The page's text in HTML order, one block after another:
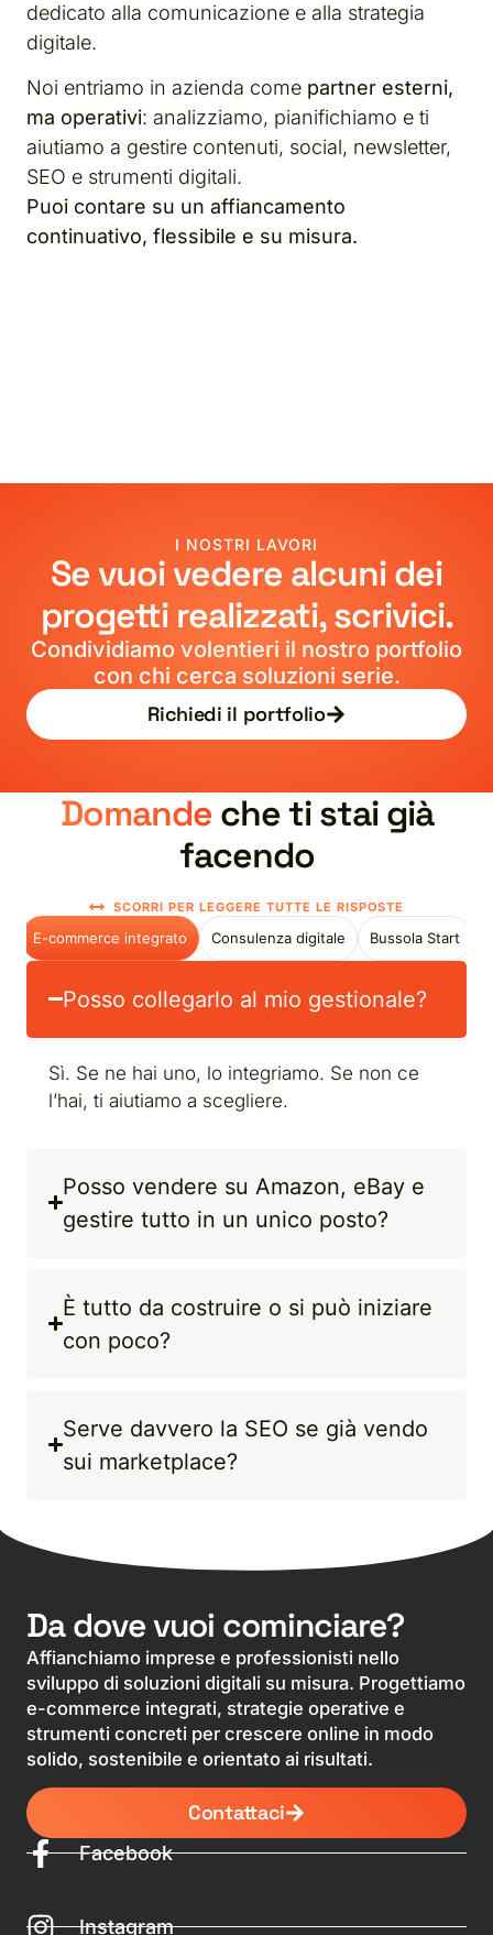
dedicato alla comunicazione e alla strategia
digitale.
Noi entriamo in azienda come partner esterni,
ma operativi: analizziamo, pianifichiamo e ti
aiutiamo a gestire contenuti, social, newsletter,
SEO e strumenti digitali.
Puoi contare su un affiancamento
continuativo, flessibile e su misura.
I NOSTRI LAVORI
Se vuoi vedere alcuni dei
progetti realizzati, scrivici.
Condividiamo volentieri il nostro portfolio
con chi cerca soluzioni serie.
Richiedi il portfolio
Domandeche ti stai già
facendo
SCORRI PER LEGGERE TUTTE LE RISPOSTE
E-commerce integrato Consulenza digitale Bussola Start
Posso collegarlo al mio gestionale?
Sì. Se ne hai uno, lo integriamo. Se non ce
l’hai, ti aiutiamo a scegliere.
Posso vendere su Amazon, eBay e
gestire tutto in un unico posto?
È tutto da costruire o si può iniziare
con poco?
Serve davvero la SEO se già vendo
sui marketplace?
Da dove vuoi cominciare?
Affianchiamo imprese e professionisti nello
sviluppo di soluzioni digitali su misura. Progettiamo
e-commerce integrati, strategie operative e
strumenti concreti per crescere online in modo
solido, sostenibile e orientato ai risultati.
Contattaci
Facebook
Instagram